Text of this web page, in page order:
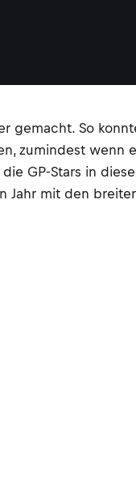
gemacht. So
zumindest wenn
GP-Stars in
Jahr mit den